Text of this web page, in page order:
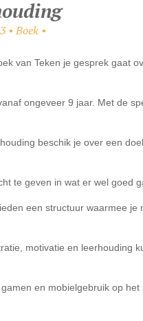
• Boek •
van Teken je gesprek gaat
ongeveer 9 jaar. Met de
beschik je over een
te geven in wat er wel goed
een structuur waarmee je
motivatie en leerhouding
en mobielgebruik op het